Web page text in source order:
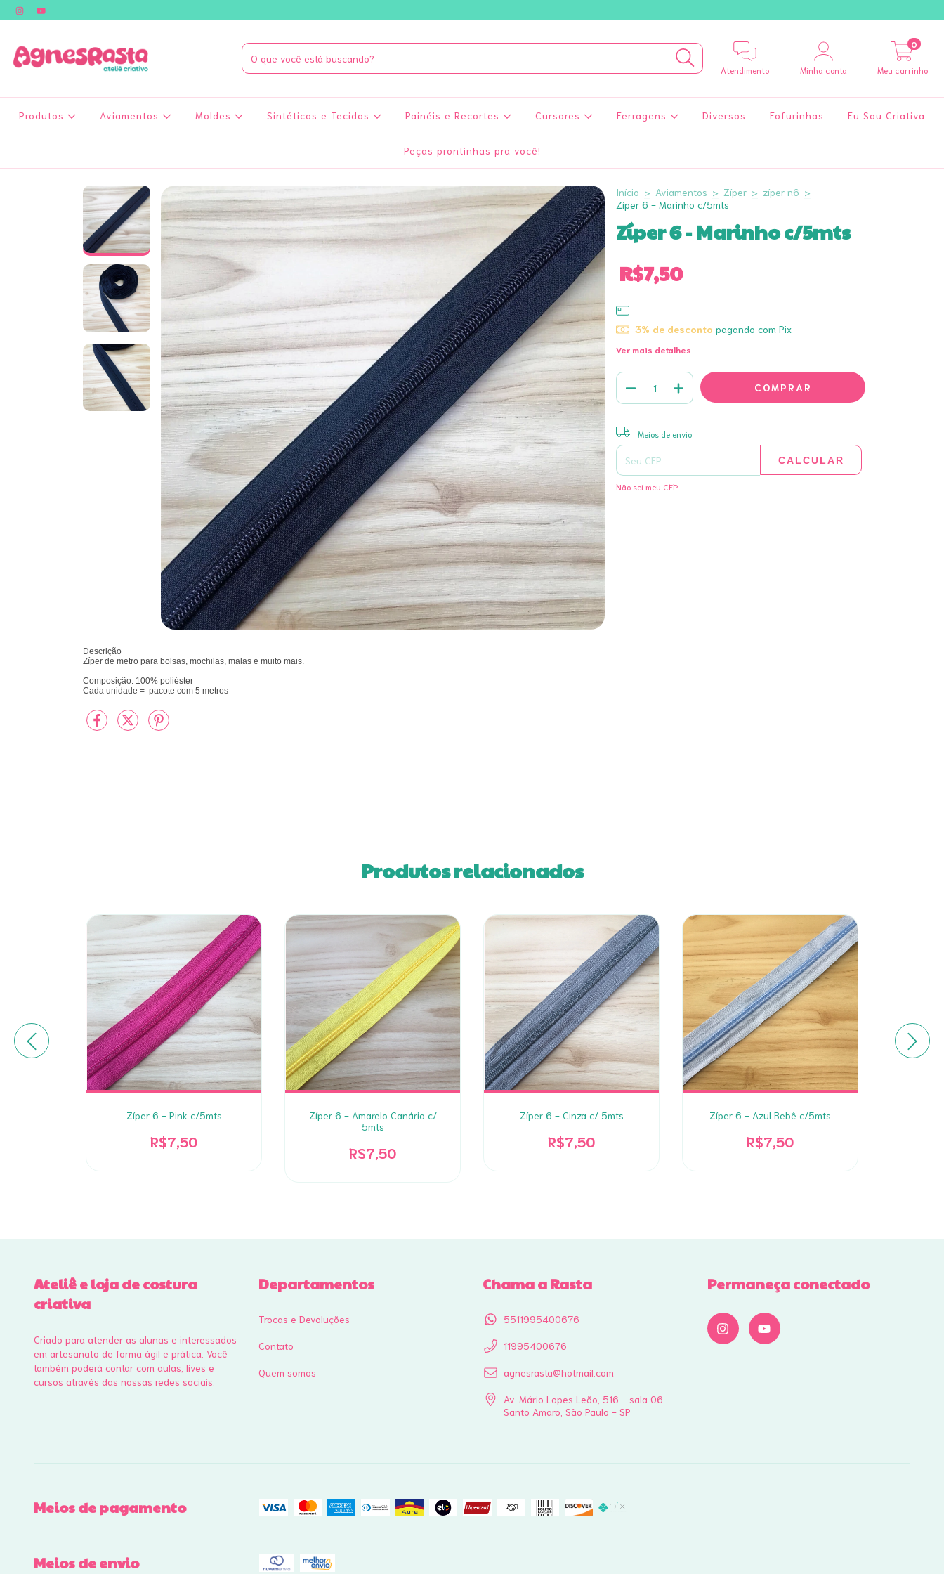
Atendimento Minha conta Meu carrinho
0
Produtos Aviamentos Moldes Sintéticos e Tecidos Painéis e Recortes Cursores Ferragens Diversos Fofurinhas Eu Sou Criativa
Peças prontinhas pra você!
Descrição
Zíper de metro para bolsas, mochilas, malas e muito mais.
Composição: 100% poliéster
Cada unidade = pacote com 5 metros
Início > Aviamentos > Zíper > zíper n6 >
Zíper 6 - Marinho c/5mts
Zíper 6 - Marinho c/5mts
R$7,50
3% de desconto pagando com Pix
Ver mais detalhes
Entregas para o CEP:
Meios de envio
CALCULAR
Não sei meu CEP
Produtos relacionados
Zíper 6 - Pink c/5mts
R$7,50
Zíper 6 - Amarelo Canário c/
5mts
R$7,50
Zíper 6 - Cinza c/ 5mts
R$7,50
Zíper 6 - Azul Bebê c/5mts
R$7,50
Ateliê e loja de costura
criativa
Criado para atender as alunas e interessados
em artesanato de forma ágil e prática. Você
também poderá contar com aulas, lives e
cursos através das nossas redes sociais.
Departamentos
Trocas e Devoluções
Contato
Quem somos
Chama a Rasta
5511995400676
11995400676
agnesrasta@hotmail.com
Av. Mário Lopes Leão, 516 - sala 06 -
Santo Amaro, São Paulo - SP
Permaneça conectado
Meios de pagamento
Meios de envio